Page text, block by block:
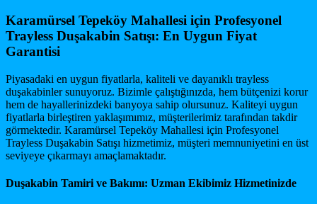
Karamürsel Tepeköy Mahallesi için Profesyonel
Trayless Duşakabin Satışı: En Uygun Fiyat
Garantisi
Piyasadaki en uygun fiyatlarla, kaliteli ve dayanıklı trayless
duşakabinler sunuyoruz. Bizimle çalıştığınızda, hem bütçenizi korur
hem de hayallerinizdeki banyoya sahip olursunuz. Kaliteyi uygun
fiyatlarla birleştiren yaklaşımımız, müşterilerimiz tarafından takdir
görmektedir. Karamürsel Tepeköy Mahallesi için Profesyonel
Trayless Duşakabin Satışı hizmetimiz, müşteri memnuniyetini en üst
seviyeye çıkarmayı amaçlamaktadır.
Duşakabin Tamiri ve Bakımı: Uzman Ekibimiz Hizmetinizde